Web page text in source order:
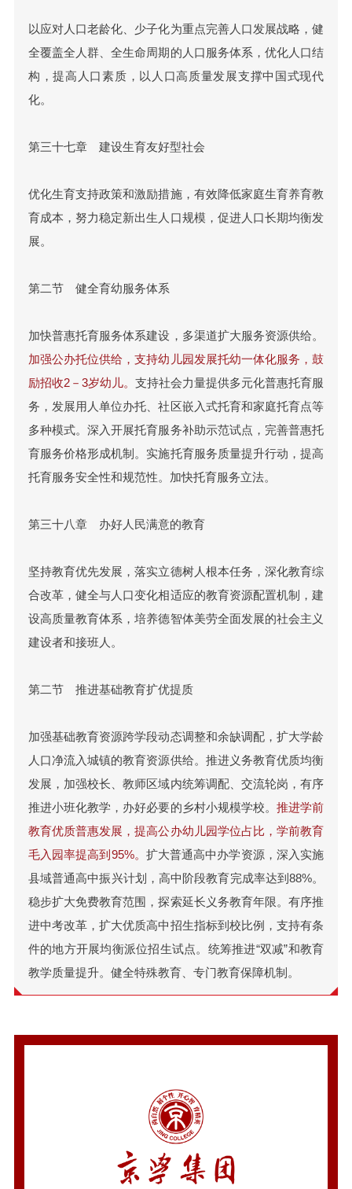
以应对人口老龄化、少子化为重点完善人口发展战略，健
全覆盖全人群、全生命周期的人口服务体系，优化人口结
构，提高人口素质，以人口高质量发展支撑中国式现代
化。
第三十七章 建设生育友好型社会
优化生育支持政策和激励措施，有效降低家庭生育养育教
育成本，努力稳定新出生人口规模，促进人口长期均衡发
展。
第二节 健全育幼服务体系
加快普惠托育服务体系建设，多渠道扩大服务资源供给。
加强公办托位供给，支持幼儿园发展托幼一体化服务，鼓
励招收2－3岁幼儿。 支持社会力量提供多元化普惠托育服
务，发展用人单位办托、社区嵌入式托育和家庭托育点等
多种模式。深入开展托育服务补助示范试点，完善普惠托
育服务价格形成机制。实施托育服务质量提升行动，提高
托育服务安全性和规范性。加快托育服务立法。
第三十八章 办好人民满意的教育
坚持教育优先发展，落实立德树人根本任务，深化教育综
合改革，健全与人口变化相适应的教育资源配置机制，建
设高质量教育体系，培养德智体美劳全面发展的社会主义
建设者和接班人。
第二节 推进基础教育扩优提质
加强基础教育资源跨学段动态调整和余缺调配，扩大学龄
人口净流入城镇的教育资源供给。推进义务教育优质均衡
发展，加强校长、教师区域内统筹调配、交流轮岗，有序
推进小班化教学，办好必要的乡村小规模学校。 推进学前
教育优质普惠发展，提高公办幼儿园学位占比，学前教育
毛入园率提高到95%。 扩大普通高中办学资源，深入实施
县域普通高中振兴计划，高中阶段教育完成率达到88%。
稳步扩大免费教育范围，探索延长义务教育年限。有序推
进中考改革，扩大优质高中招生指标到校比例，支持有条
件的地方开展均衡派位招生试点。统筹推进“双减”和教育
教学质量提升。健全特殊教育、专门教育保障机制。